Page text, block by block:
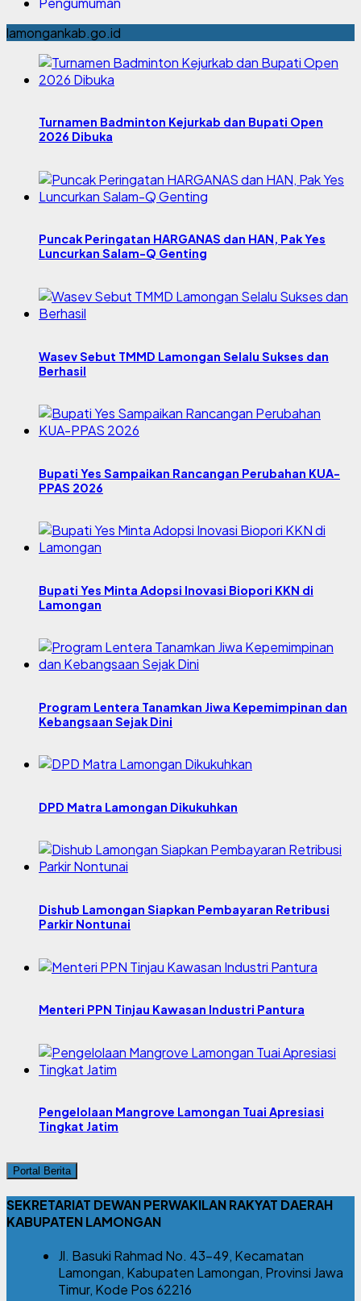
lamongankab.go.id
Turnamen Badminton Kejurkab dan Bupati Open
2026 Dibuka
Puncak Peringatan HARGANAS dan HAN, Pak Yes
Luncurkan Salam-Q Genting
Wasev Sebut TMMD Lamongan Selalu Sukses dan
Berhasil
Bupati Yes Sampaikan Rancangan Perubahan KUA-
PPAS 2026
Bupati Yes Minta Adopsi Inovasi Biopori KKN di
Lamongan
Program Lentera Tanamkan Jiwa Kepemimpinan dan
Kebangsaan Sejak Dini
DPD Matra Lamongan Dikukuhkan
Dishub Lamongan Siapkan Pembayaran Retribusi
Parkir Nontunai
Menteri PPN Tinjau Kawasan Industri Pantura
Pengelolaan Mangrove Lamongan Tuai Apresiasi
Tingkat Jatim
Portal Berita
SEKRETARIAT DEWAN PERWAKILAN RAKYAT DAERAH
KABUPATEN LAMONGAN
Jl. Basuki Rahmad No. 43-49, Kecamatan
Lamongan, Kabupaten Lamongan, Provinsi Jawa
Timur, Kode Pos 62216